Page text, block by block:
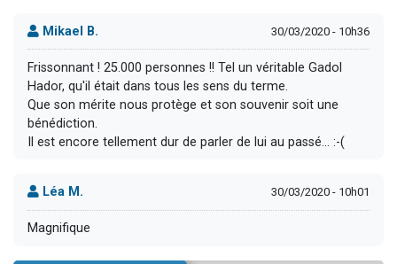
Mikael B. 30/03/2020 - 10h36
Frissonnant ! 25.000 personnes !! Tel un véritable Gadol
Hador, qu'il était dans tous les sens du terme.
Que son mérite nous protège et son souvenir soit une
bénédiction.
Il est encore tellement dur de parler de lui au passé... :-(
Léa M. 30/03/2020 - 10h01
Magnifique